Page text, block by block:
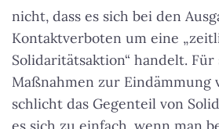
nicht, dass es sich bei den
Kontaktverboten um eine
Solidaritätsaktion“ handelt. Für
Maßnahmen zur Eindämmung
schlicht das Gegenteil von
es sich zu einfach, wenn man